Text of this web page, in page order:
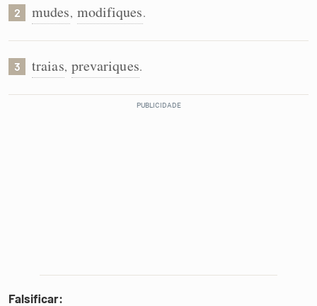
Conexões
2 mudes, modifiques.
3 traias, prevariques.
Falsificar: